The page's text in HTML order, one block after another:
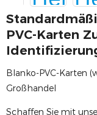
PVC-Karten
Blanko-PVC-Karten
Großhandel
Schaffen Sie mit